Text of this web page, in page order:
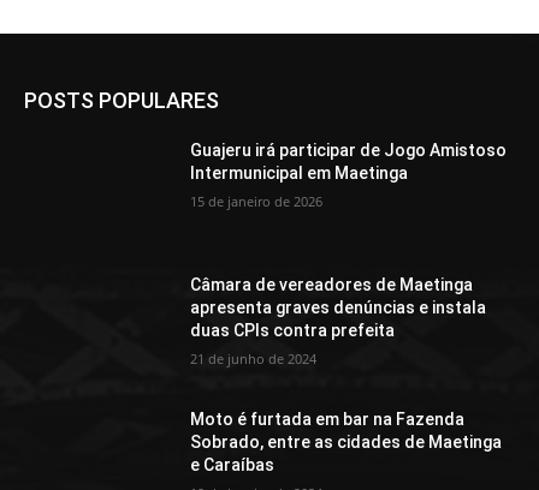
POSTS POPULARES
Guajeru irá participar de Jogo Amistoso
Intermunicipal em Maetinga
15 de janeiro de 2026
Câmara de vereadores de Maetinga
apresenta graves denúncias e instala
duas CPIs contra prefeita
21 de junho de 2024
Moto é furtada em bar na Fazenda
Sobrado, entre as cidades de Maetinga
e Caraíbas